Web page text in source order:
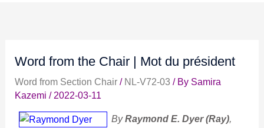
Word from the Chair | Mot du président
Word from Section Chair/ NL-V72-03 / By Samira
Kazemi / 2022-03-11
ByRaymond E. Dyer (Ray),